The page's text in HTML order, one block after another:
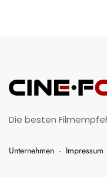
Die besten
Unternehmen · Impressum